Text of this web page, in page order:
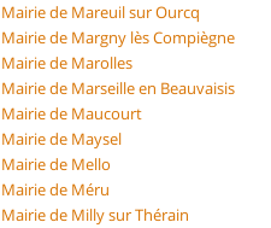
Mairie de Mareuil sur Ourcq
Mairie de Margny lès Compiègne
Mairie de Marolles
Mairie de Marseille en Beauvaisis
Mairie de Maucourt
Mairie de Maysel
Mairie de Mello
Mairie de Méru
Mairie de Milly sur Thérain